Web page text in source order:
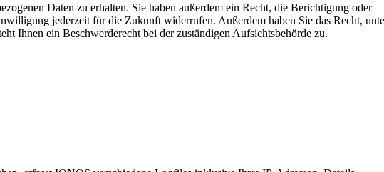
Daten zu erhalten. Sie haben außerdem ein Recht, die Berichtigung oder
jederzeit für die Zukunft widerrufen. Außerdem haben Sie das Recht,
Ihnen ein Beschwerderecht bei der zuständigen Aufsichtsbehörde zu.